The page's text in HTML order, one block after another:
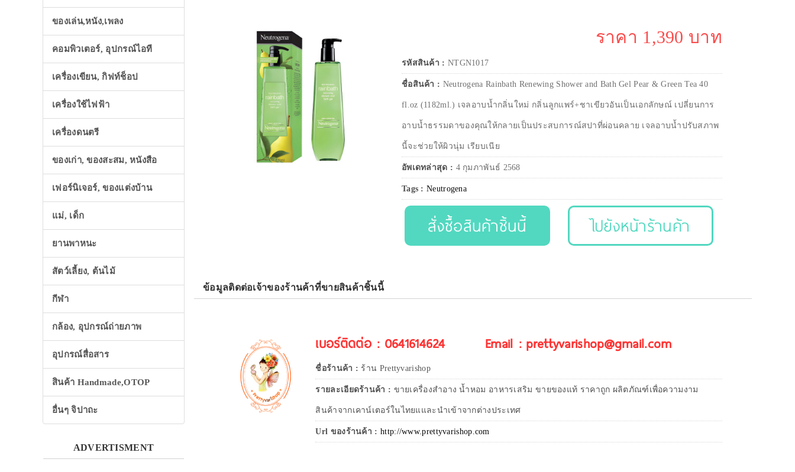
ของเล่น,หนัง,เพลง
คอมพิวเตอร์, อุปกรณ์ไอที
เครื่องเขียน, กิฟท์ช็อป
เครื่องใช้ไฟฟ้า
เครื่องดนตรี
ของเก่า, ของสะสม, หนังสือ
เฟอร์นิเจอร์, ของแต่งบ้าน
แม่, เด็ก
ยานพาหนะ
สัตว์เลี้ยง, ต้นไม้
กีฬา
กล้อง, อุปกรณ์ถ่ายภาพ
อุปกรณ์สื่อสาร
สินค้า Handmade,OTOP
อื่นๆ จิปาถะ
ADVERTISMENT
ราคา 1,390 บาท
รหัสสินค้า : NTGN1017
ชื่อสินค้า : Neutrogena Rainbath Renewing Shower and Bath Gel Pear & Green Tea 40
fl.oz (1182ml.) เจลอาบน้ำกลิ่นใหม่ กลิ่นลูกแพร์+ชาเขียวอันเป็นเอกลักษณ์ เปลี่ยนการ
อาบน้ำธรรมดาของคุณให้กลายเป็นประสบการณ์สปาที่ผ่อนคลาย เจลอาบน้ำปรับสภาพ
นี้จะช่วยให้ผิวนุ่ม เรียบเนีย
อัพเดทล่าสุด : 4 กุมภาพันธ์ 2568
Tags :Neutrogena
สั่งซื้อสินค้าชิ้นนี้ ไปยังหน้าร้านค้า
ข้อมูลติดต่อเจ้าของร้านค้าที่ขายสินค้าชิ้นนี้
เบอร์ติดต่อ : 0641614624 Email : prettyvarishop@gmail.com
ชื่อร้านค้า : ร้าน Prettyvarishop
รายละเอียดร้านค้า : ขายเครื่องสำอาง น้ำหอม อาหารเสริม ขายของแท้ ราคาถูก ผลิตภัณฑ์เพื่อความงาม
สินค้าจากเคาน์เตอร์ในไทยแและนำเข้าจากต่างประเทศ
Url ของร้านค้า : http://www.prettyvarishop.com